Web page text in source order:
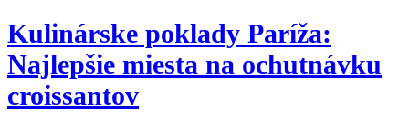
Kulinárske poklady Paríža:
Najlepšie miesta na ochutnávku
croissantov